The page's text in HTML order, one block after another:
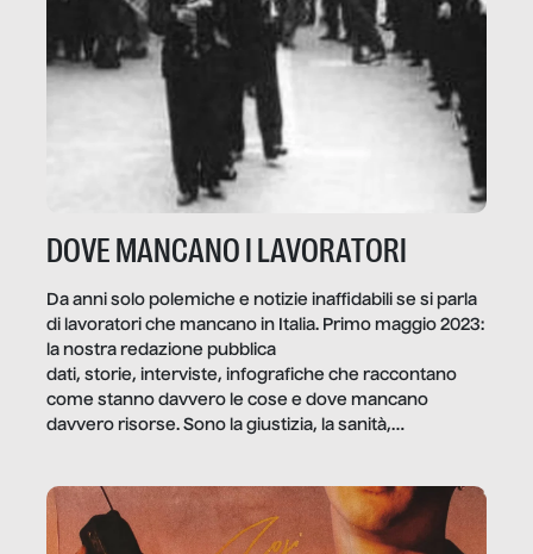
DOVE MANCANO I LAVORATORI
Da anni solo polemiche e notizie inaffidabili se si parla
di lavoratori che mancano in Italia. Primo maggio 2023:
la nostra redazione pubblica
dati, storie, interviste, infografiche che raccontano
come stanno davvero le cose e dove mancano
davvero risorse. Sono la giustizia, la sanità,